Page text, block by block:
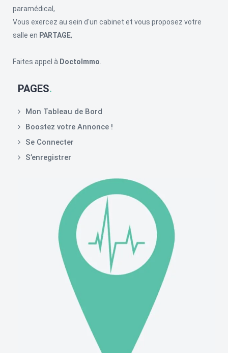
paramédical,
Vous exercez au sein d'un cabinet et vous proposez votre
salle en PARTAGE,
Faites appel à DoctoImmo
PAGES
Mon Tableau de Bord
Boostez votre Annonce !
Se Connecter
S’enregistrer